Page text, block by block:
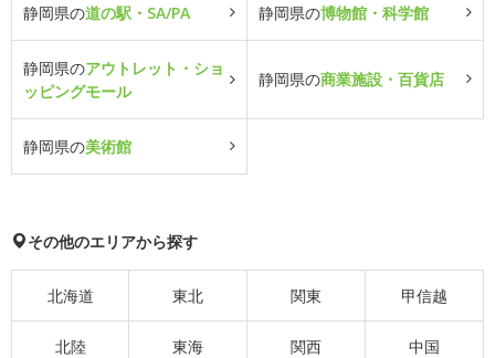
静岡県の道の駅・SA/PA 静岡県の博物館・科学館
静岡県のアウトレット・ショ
ッピングモール
静岡県の商業施設・百貨店
静岡県の美術館
その他のエリアから探す
北海道 東北 関東 甲信越
北陸 東海 関西 中国